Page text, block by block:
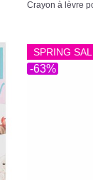
Crayon à lèvre
-63%
SPRING